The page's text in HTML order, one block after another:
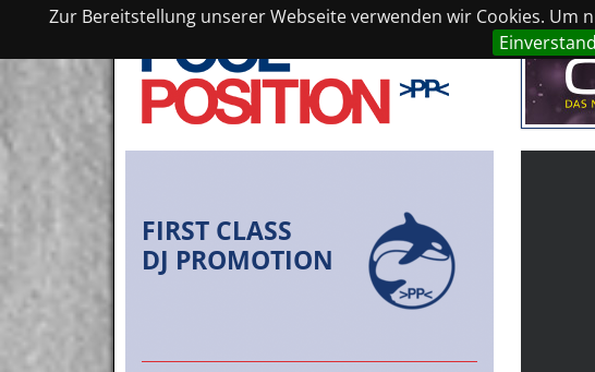
Zur Bereitstellung unserer Webseite verwenden wir Cookies.
FIRST CLASS
DJ PROMOTION